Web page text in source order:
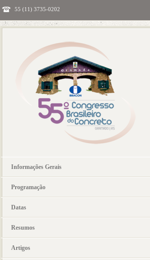
55 (11) 3735-0202
Informações Gerais
Programação
Datas
Resumos
Artigos